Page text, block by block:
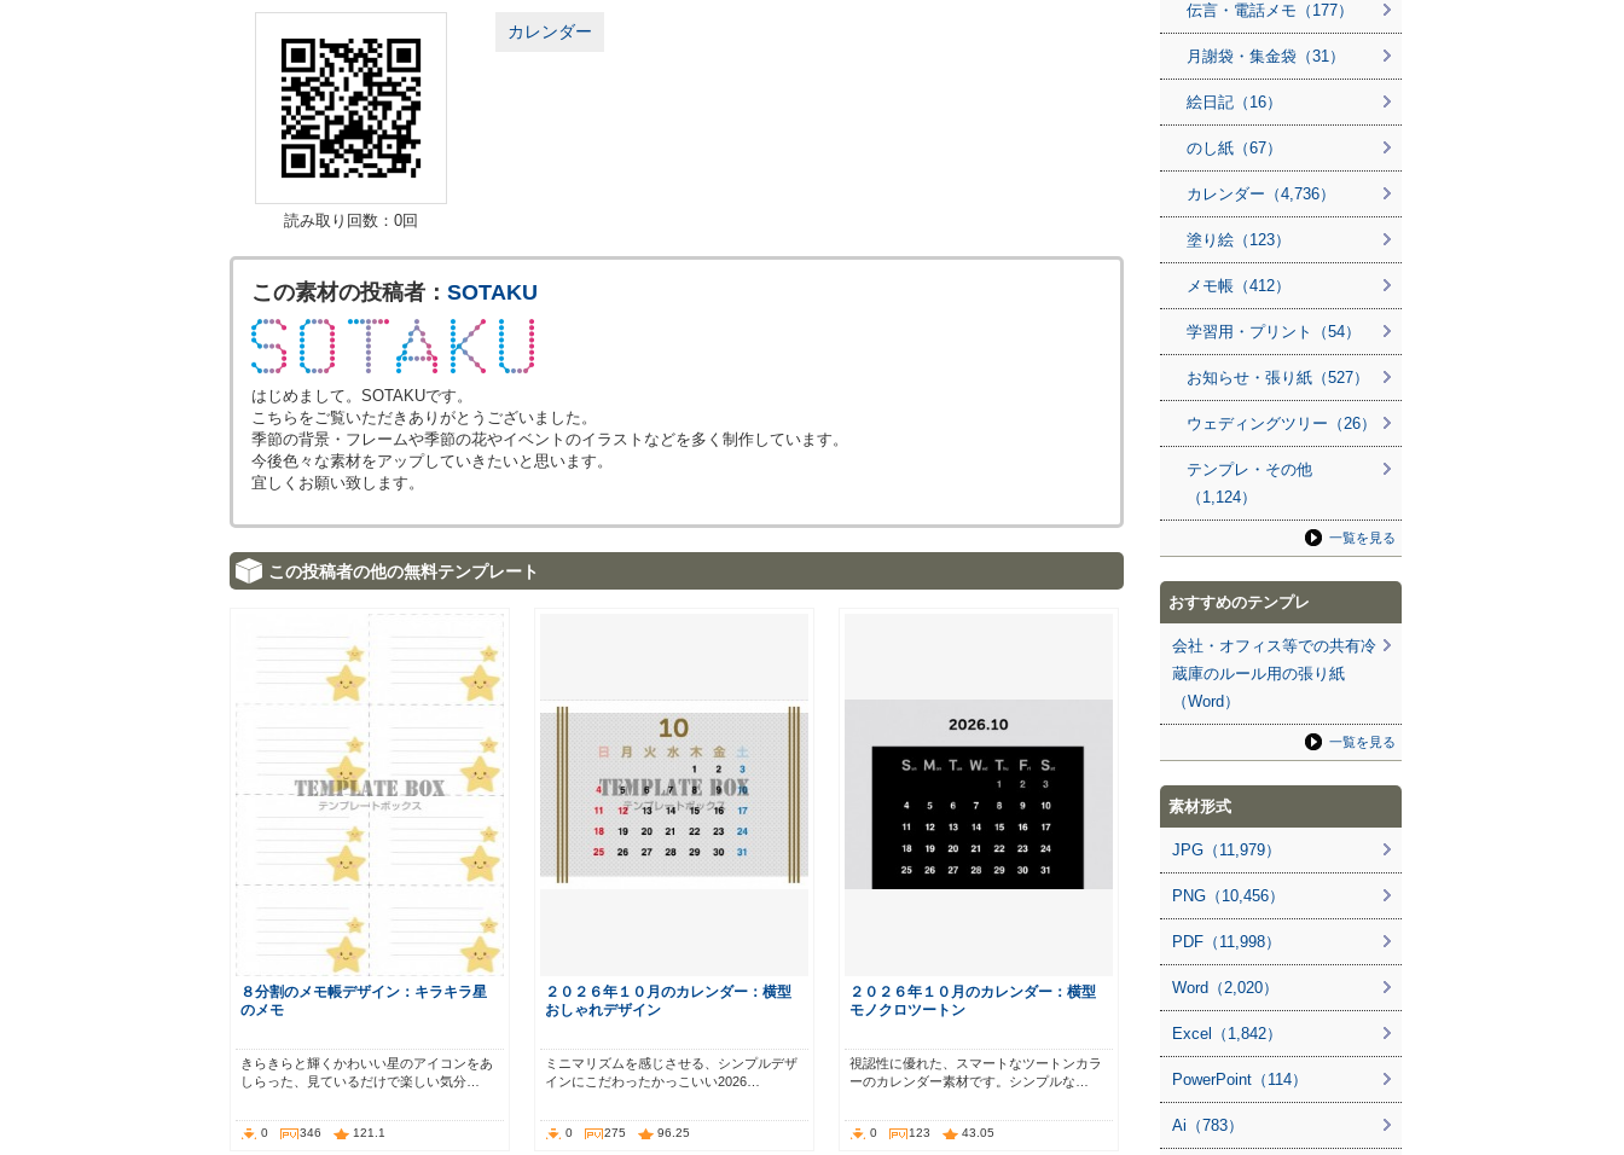
読み取り回数：0回
カレンダー
この素材の投稿者： SOTAKU
はじめまして。SOTAKUです。
こちらをご覧いただきありがとうございました。
季節の背景・フレームや季節の花やイベントのイラストなどを多く制作しています。
今後色々な素材をアップしていきたいと思います。
宜しくお願い致します。
この投稿者の他の無料テンプレート
８分割のメモ帳デザイン：キラキラ星
のメモ
きらきらと輝くかわいい星のアイコンをあ
しらった、見ているだけで楽しい気分…
0 346 121.1
２０２６年１０月のカレンダー：横型
おしゃれデザイン
ミニマリズムを感じさせる、シンプルデザ
インにこだわったかっこいい2026…
0 275 96.25
２０２６年１０月のカレンダー：横型
モノクロツートン
視認性に優れた、スマートなツートンカラ
ーのカレンダー素材です。シンプルな…
0 123 43.05
伝言・電話メモ（177）
月謝袋・集金袋（31）
絵日記（16）
のし紙（67）
カレンダー（4,736）
塗り絵（123）
メモ帳（412）
学習用・プリント（54）
お知らせ・張り紙（527）
ウェディングツリー（26）
テンプレ・その他
（1,124）
一覧を見る
おすすめのテンプレ
会社・オフィス等での共有冷
蔵庫のルール用の張り紙
（Word）
一覧を見る
素材形式
JPG（11,979）
PNG（10,456）
PDF（11,998）
Word（2,020）
Excel（1,842）
PowerPoint（114）
Ai（783）